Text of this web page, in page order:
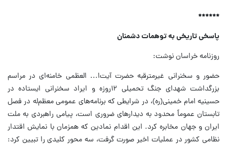
******
پاسخی تاریخی به توهمات دشمنان
روزنامه خراسان نوشت:
حضور و سخنرانی غیرمترقبه حضرت آیت‌ا... العظمی خامنه‌ای در مراسم
بزرگداشت شهدای جنگ تحمیلی ۱۲روزه و ایراد سخنرانی ایستاده در
حسینیه امام خمینی(ره)، در شرایطی که برنامه‌های عمومی معظم‌له در فصل
تابستان عموماً محدود به دیدارهای ضروری است، پیامی راهبردی به ملت
ایران و جهان مخابره کرد. این اقدام نمادین که همزمان با نمایش اقتدار
نظامی کشور در عملیات اخیر صورت گرفت، سه محور کلیدی را تبیین کرد: